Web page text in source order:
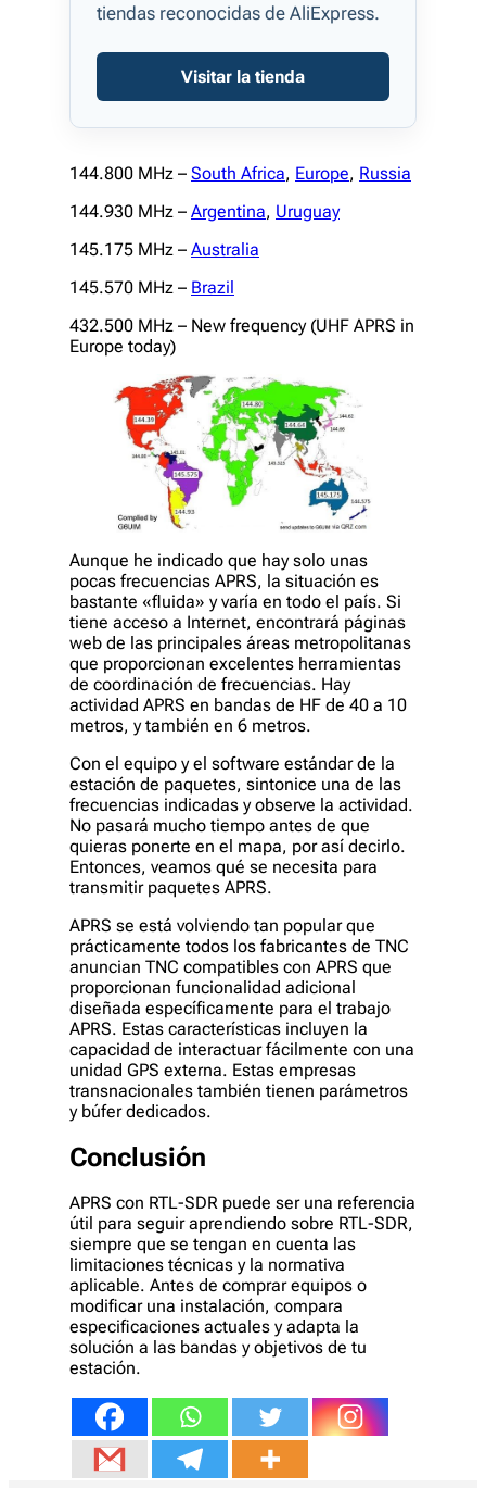
tiendas reconocidas de AliExpress.
Visitar la tienda
144.800 MHz – South Africa, Europe, Russia
144.930 MHz – Argentina, Uruguay
145.175 MHz – Australia
145.570 MHz – Brazil
432.500 MHz – New frequency (UHF APRS in
Europe today)
Aunque he indicado que hay solo unas
pocas frecuencias APRS, la situación es
bastante «fluida» y varía en todo el país. Si
tiene acceso a Internet, encontrará páginas
web de las principales áreas metropolitanas
que proporcionan excelentes herramientas
de coordinación de frecuencias. Hay
actividad APRS en bandas de HF de 40 a 10
metros, y también en 6 metros.
Con el equipo y el software estándar de la
estación de paquetes, sintonice una de las
frecuencias indicadas y observe la actividad.
No pasará mucho tiempo antes de que
quieras ponerte en el mapa, por así decirlo.
Entonces, veamos qué se necesita para
transmitir paquetes APRS.
APRS se está volviendo tan popular que
prácticamente todos los fabricantes de TNC
anuncian TNC compatibles con APRS que
proporcionan funcionalidad adicional
diseñada específicamente para el trabajo
APRS. Estas características incluyen la
capacidad de interactuar fácilmente con una
unidad GPS externa. Estas empresas
transnacionales también tienen parámetros
y búfer dedicados.
Conclusión
APRS con RTL-SDR puede ser una referencia
útil para seguir aprendiendo sobre RTL-SDR,
siempre que se tengan en cuenta las
limitaciones técnicas y la normativa
aplicable. Antes de comprar equipos o
modificar una instalación, compara
especificaciones actuales y adapta la
solución a las bandas y objetivos de tu
estación.